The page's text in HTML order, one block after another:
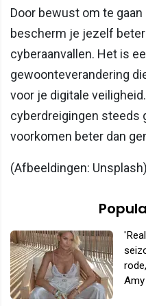
Door bewust om te
bescherm je jezelf
cyberaanvallen. Het is
gewoonteverandering
voor je digitale
cyberdreigingen steeds
voorkomen beter dan
(Afbeeldingen: Unsplash)